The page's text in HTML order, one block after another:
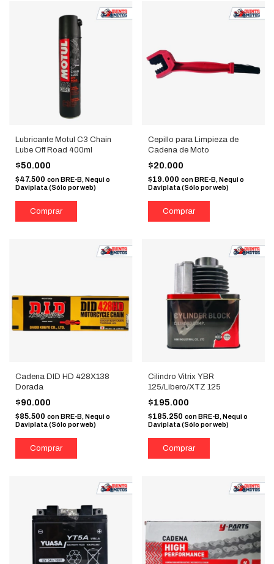
Lubricante Motul C3 Chain
Lube Off Road 400ml
$50.000
$47.500 conBRE-B, Nequi o
Daviplata (Sólo por web)
Cepillo para Limpieza de
Cadena de Moto
$20.000
$19.000 con BRE-B, Nequi o
Daviplata (Sólo por web)
Cadena DID HD 428X138
Dorada
$90.000
$85.500 con BRE-B, Nequi o
Daviplata (Sólo por web)
Cilindro Vitrix YBR
125/Libero/XTZ 125
$195.000
$185.250 con BRE-B, Nequi o
Daviplata (Sólo por web)